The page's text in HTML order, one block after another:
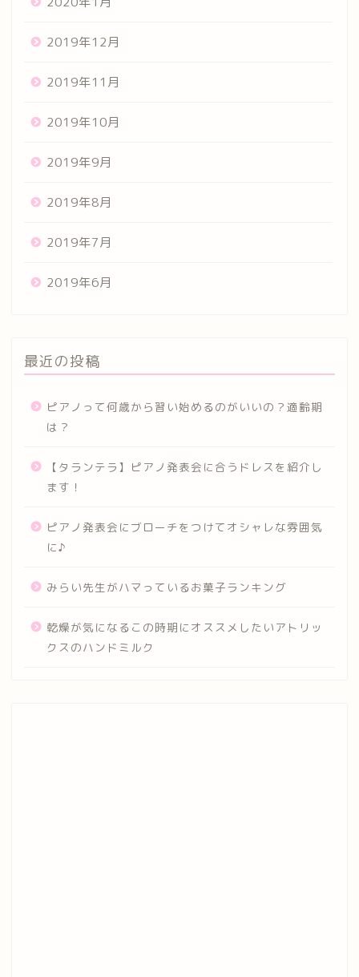
2019年12月
2019年11月
2019年10月
2019年9月
2019年8月
2019年7月
2019年6月
最近の投稿
ピアノって何歳から習い始めるのがいいの？適齢期
は？
【タランテラ】ピアノ発表会に合うドレスを紹介し
ます！
ピアノ発表会にブローチをつけてオシャレな雰囲気
に♪
みらい先生がハマっているお菓子ランキング
乾燥が気になるこの時期にオススメしたいアトリッ
クスのハンドミルク